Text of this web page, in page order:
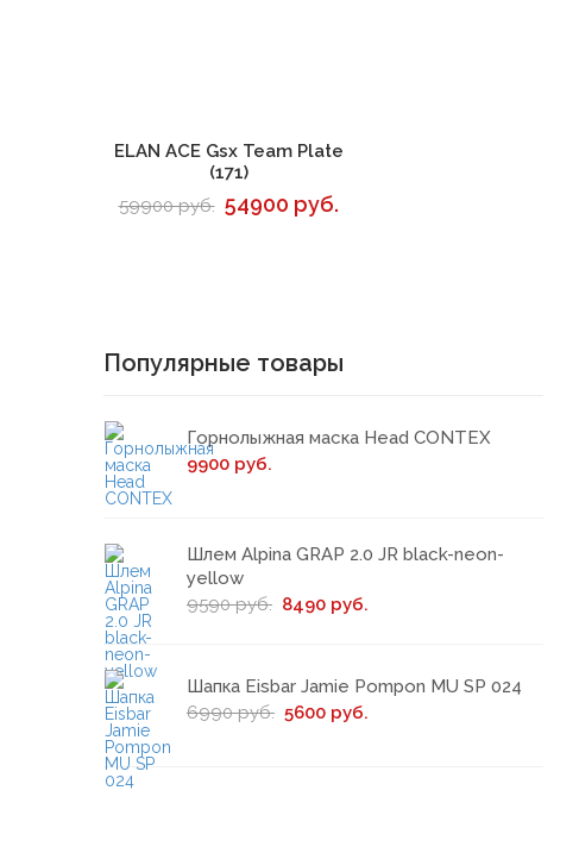
В корзину
ELAN ACE Gsx Team Plate
(171)
59900 руб. 54900 руб.
Популярные товары
Горнолыжная маска Head CONTEX
9900 руб.
Шлем Alpina GRAP 2.0 JR black-neon-
yellow
9590 руб. 8490 руб.
Шапка Eisbar Jamie Pompon MU SP 024
6990 руб. 5600 руб.